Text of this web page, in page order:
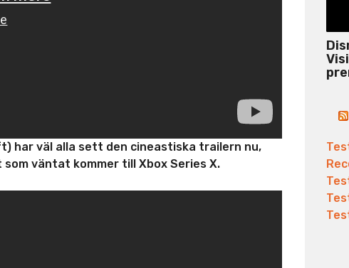
har väl alla sett den cineastiska trailern nu,
väntat kommer till Xbox Series X.